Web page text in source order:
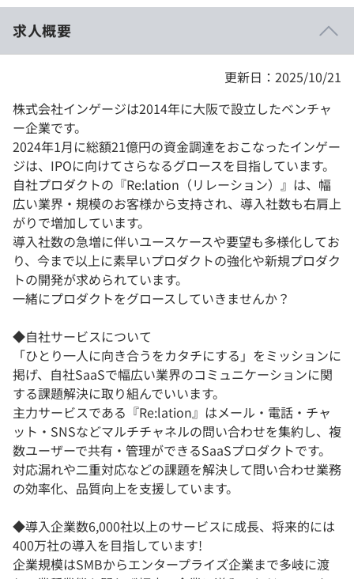
契約内容・クーポン
求人概要
更新日：2025/10/21
株式会社インゲージは2014年に大阪で設立したベンチャ
ー企業です。
2024年1月に総額21億円の資金調達をおこなったインゲー
ジは、IPOに向けてさらなるグロースを目指しています。
自社プロダクトの『Re:lation（リレーション）』は、幅
広い業界・規模のお客様から支持され、導入社数も右肩上
がりで増加しています。
導入社数の急増に伴いユースケースや要望も多様化してお
り、今まで以上に素早いプロダクトの強化や新規プロダク
トの開発が求められています。
一緒にプロダクトをグロースしていきませんか？
◆自社サービスについて
「ひとり一人に向き合うをカタチにする」をミッションに
掲げ、自社SaaSで幅広い業界のコミュニケーションに関
する課題解決に取り組んでいいます。
主力サービスである『Re:lation』はメール・電話・チャ
ット・SNSなどマルチチャネルの問い合わせを集約し、複
数ユーザーで共有・管理ができるSaaSプロダクトです。
対応漏れや二重対応などの課題を解決して問い合わせ業務
の効率化、品質向上を支援しています。
◆導入企業数6,000社以上のサービスに成長、将来的には
400万社の導入を目指しています!
企業規模はSMBからエンタープライズ企業まで多岐に渡